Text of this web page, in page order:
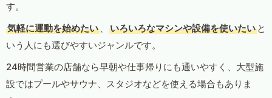
す。
気軽に運動を始めたい 、 いろいろなマシンや設備を使いたい と
いう人にも選びやすいジャンルです。
24時間営業の店舗なら早朝や仕事帰りにも通いやすく、大型施
設ではプールやサウナ、スタジオなどを使える場合もありま